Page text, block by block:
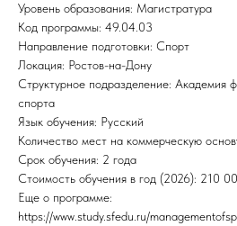
Уровень образования: Магистратура
Код программы: 49.04.03
Направление подготовки: Спорт
Локация: Ростов-на-Дону
Структурное подразделение: Академия
спорта
Язык обучения: Русский
Количество мест на коммерческую
Срок обучения: 2 года
Стоимость обучения в год (2026): 210
Еще о программе:
https://www.study.sfedu.ru/